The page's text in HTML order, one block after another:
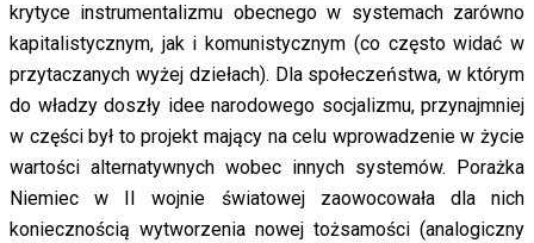
krytyce instrumentalizmu obecnego w systemach zarówno
kapitalistycznym, jak i komunistycznym (co często widać w
przytaczanych wyżej dziełach). Dla społeczeństwa, w którym
do władzy doszły idee narodowego socjalizmu, przynajmniej
w części był to projekt mający na celu wprowadzenie w życie
wartości alternatywnych wobec innych systemów. Porażka
Niemiec w II wojnie światowej zaowocowała dla nich
koniecznością wytworzenia nowej tożsamości (analogiczny